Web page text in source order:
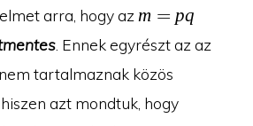
arra, hogy az m=pq
m = pq
. Ennek egyrészt az az
nem tartalmaznak közös
azt mondtuk, hogy